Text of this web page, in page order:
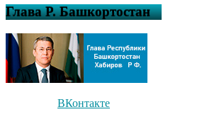
Глава Р. Башкортостан
ВКонтакте